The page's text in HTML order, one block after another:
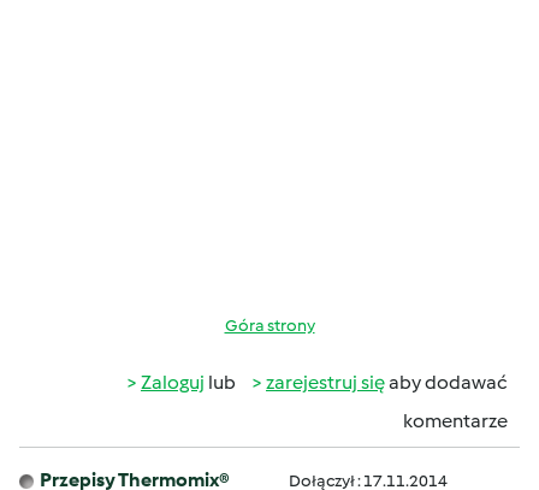
Góra strony
Zaloguj lub zarejestruj sięaby dodawać
komentarze
Przepisy Thermomix® Dołączył : 17.11.2014